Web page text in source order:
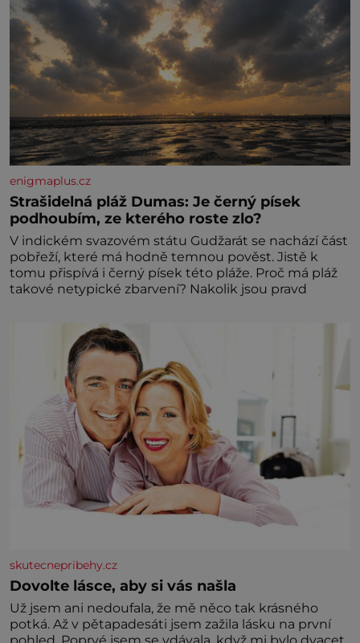
enigmaplus.cz
Strašidelná pláž Dumas: Je černý písek
podhoubím, ze kterého roste zlo?
V indickém svazovém státu Gudžarát se nachází část
pobřeží, které má hodně temnou pověst. Jistě k
tomu přispívá i černý písek této pláže. Proč má pláž
takové netypické zbarvení? Nakolik jsou pravd
skutecnepribehy.cz
Dovolte lásce, aby si vás našla
Už jsem ani nedoufala, že mě něco tak krásného
potká. Až v pětapadesáti jsem zažila lásku na první